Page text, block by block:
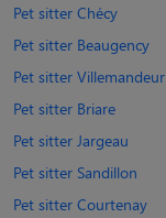
Pet sitter Chécy
Pet sitter Beaugency
Pet sitter Villemandeur
Pet sitter Briare
Pet sitter Jargeau
Pet sitter Sandillon
Pet sitter Courtenay